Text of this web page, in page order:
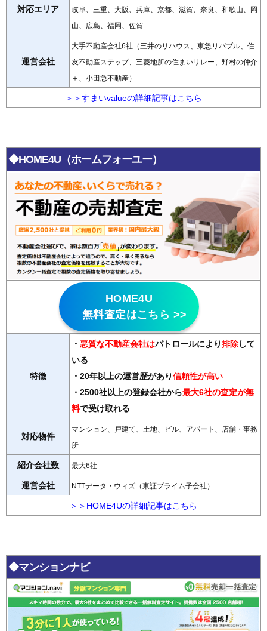
対応エリア
岐阜、三重、大阪、兵庫、京都、滋賀、奈良、和歌山、岡
山、広島、福岡、佐賀
運営会社
大手不動産会社6社（三井のリハウス、東急リバブル、住
友不動産ステップ、三菱地所の住まいリレー、野村の仲介
＋、小田急不動産）
＞＞すまいvalueの詳細記事はこちら
◆HOME4U（ホームフォーユー）
HOME4U
無料査定はこちら >>
特徴
・ 悪質な不動産会社はパトロールにより排除して
いる
・20年以上の運営歴があり信頼性が高い
・2500社以上の登録会社から最大6社の査定が無
料で受け取れる
対応物件
マンション、戸建て、土地、ビル、アパート、店舗・事務
所
紹介会社数 最大6社
運営会社 NTTデータ・ウィズ（東証プライム子会社）
＞＞HOME4Uの詳細記事はこちら
◆マンションナビ